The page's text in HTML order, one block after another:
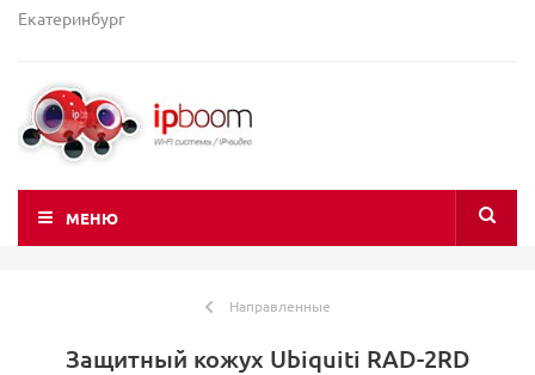
Екатеринбург
МЕНЮ
Направленные
Защитный кожух Ubiquiti RAD-2RD